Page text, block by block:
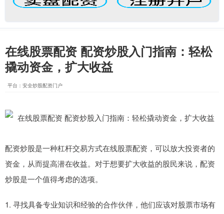
在线股票配资 配资炒股入门指南：轻松
撬动资金，扩大收益
平台：安全炒股配资门户
配资炒股是一种杠杆交易方式在线股票配资，可以放大投资者的
资金，从而提高潜在收益。对于想要扩大收益的股民来说，配资
炒股是一个值得考虑的选项。
1. 寻找具备专业知识和经验的合作伙伴，他们应该对股票市场有